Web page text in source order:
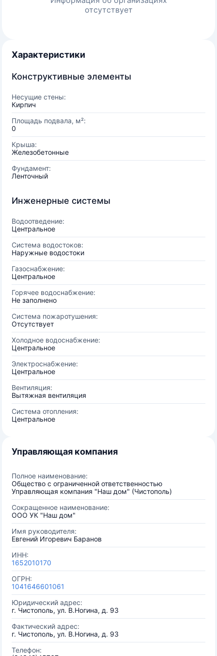
отсутствует
Характеристики
Конструктивные элементы
Несущие стены:
Кирпич
Площадь подвала, м²:
0
Крыша:
Железобетонные
Фундамент:
Ленточный
Инженерные системы
Водоотведение:
Центральное
Система водостоков:
Наружные водостоки
Газоснабжение:
Центральное
Горячее водоснабжение:
Не заполнено
Система пожаротушения:
Отсутствует
Холодное водоснабжение:
Центральное
Электроснабжение:
Центральное
Вентиляция:
Вытяжная вентиляция
Система отопления:
Центральное
Управляющая компания
Полное наименование:
Общество с ограниченной ответственностью
Управляющая компания "Наш дом" (Чистополь)
Сокращенное наименование:
ООО УК "Наш дом"
Имя руководителя:
Евгений Игоревич Баранов
ИНН:
1652010170
ОГРН:
1041646601061
Юридический адрес:
г. Чистополь, ул. В.Ногина, д. 93
Фактический адрес:
г. Чистополь, ул. В.Ногина, д. 93
Телефон: